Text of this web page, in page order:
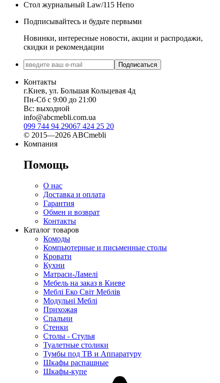
Стол журнальный Law/115 Непо
Подписывайтесь и будьте первыми
Новинки, интересные новости, акции и распродажи,
скидки и рекомендации
Подписаться
Контакты
г.Киев, ул. Большая Кольцевая 4д
Пн-Сб с 9:00 до 21:00
Вс: выходной
info@abcmebli.com.ua
099 744 94 29067 424 25 20
© 2015—2026 ABCmebli
Компания
Помощь
О нас
Доставка и оплата
Гарантия
Обмен и возврат
Контакты
Каталог товаров
Комоды
Компьютерные и письменные столы
Кровати
Кухни
Матраси-Ламелі
Мебель на заказ в Киеве
Меблі Еко Світ Меблів
Модульні Меблі
Прихожая
Спальни
Стенки
Столы - Стулья
Туалетные столики
Тумбы под ТВ и Аппаратуру
Шкафы распашные
Шкафы-купе